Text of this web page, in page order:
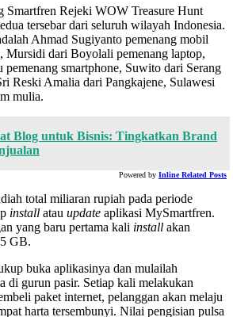
Smartfren Rejeki WOW Treasure Hunt
tersebar dari seluruh wilayah Indonesia.
Ahmad Sugiyanto pemenang mobil
Mursidi dari Boyolali pemenang laptop,
pemenang smartphone, Suwito dari Serang
Reski Amalia dari Pangkajene, Sulawesi
mulia.
Blog untuk Bisnis: Tingkatkan Brand
Powered by Inline Related Posts
total miliaran rupiah pada periode
install atau update aplikasi MySmartfren.
yang baru pertama kali install akan
GB.
buka aplikasinya dan mulailah
di gurun pasir. Setiap kali melakukan
paket internet, pelanggan akan melaju
harta tersembunyi. Nilai pengisian pulsa